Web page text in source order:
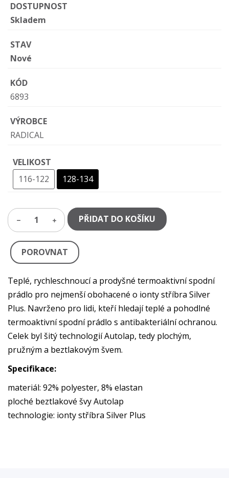
DOSTUPNOST
Skladem
STAV
Nové
KÓD
6893
VÝROBCE
RADICAL
VELIKOST
116-122
128-134
1 PŘIDAT DO KOŠÍKU
POROVNAT
Teplé, rychleschnoucí a prodyšné termoaktivní spodní
prádlo pro nejmenší obohacené o ionty stříbra Silver
Plus. Navrženo pro lidi, kteří hledají teplé a pohodlné
termoaktivní spodní prádlo s antibakteriální ochranou.
Celek byl šitý technologií Autolap, tedy plochým,
pružným a beztlakovým švem.
Specifikace:
materiál: 92% polyester, 8% elastan
ploché beztlakové švy Autolap
technologie: ionty stříbra Silver Plus